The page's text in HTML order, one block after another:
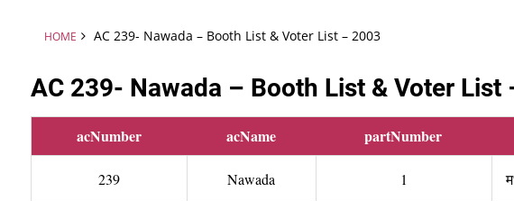
HOME AC 239- Nawada – Booth List & Voter List – 2003
AC 239- Nawada – Booth List & Voter List
acNumber acName partNumber
239 Nawada 1